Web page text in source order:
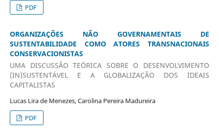
PDF
ORGANIZAÇÕES NÃO GOVERNAMENTAIS DE
SUSTENTABILIDADE COMO ATORES TRANSNACIONAIS
CONSERVACIONISTAS
UMA DISCUSSÃO TEÓRICA SOBRE O DESENVOLVIMENTO
(IN)SUSTENTÁVEL E A GLOBALIZAÇÃO DOS IDEAIS
CAPITALISTAS
Lucas Lira de Menezes, Carolina Pereira Madureira
PDF